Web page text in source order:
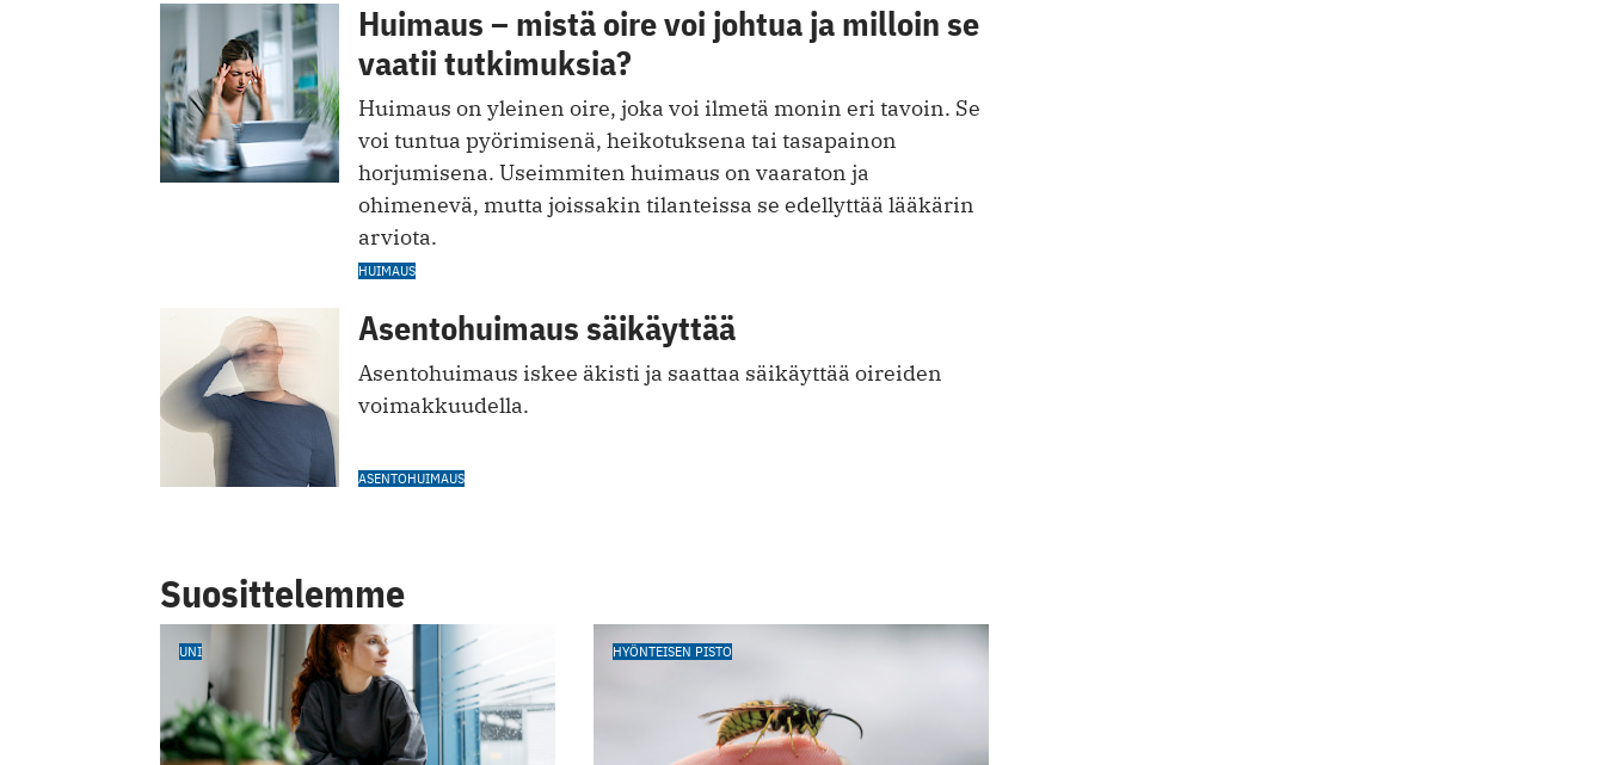
Huimaus – mistä oire voi johtua ja milloin se
vaatii tutkimuksia?
Huimaus on yleinen oire, joka voi ilmetä monin eri tavoin. Se
voi tuntua pyörimisenä, heikotuksena tai tasapainon
horjumisena. Useimmiten huimaus on vaaraton ja
ohimenevä, mutta joissakin tilanteissa se edellyttää lääkärin
arviota.
HUIMAUS
Asentohuimaus säikäyttää
Asentohuimaus iskee äkisti ja saattaa säikäyttää oireiden
voimakkuudella.
ASENTOHUIMAUS
Suosittelemme
UNI HYÖNTEISEN PISTO